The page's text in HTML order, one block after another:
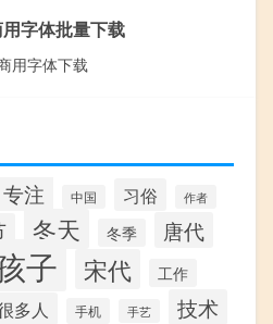
字体批量下载
专注 中国 习俗 作者
冬天 冬季 唐代
子 宋代 工作
多人 手机 手艺 技术